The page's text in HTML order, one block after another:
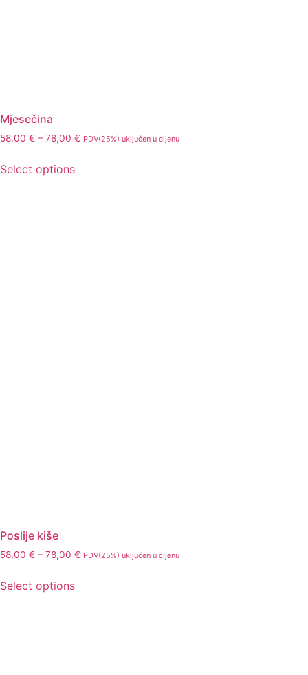
Mjesečina
58,00 € – 78,00 € PDV(25%) uključen u cijenu
Select options
Poslije kiše
58,00 € – 78,00 € PDV(25%) uključen u cijenu
Select options